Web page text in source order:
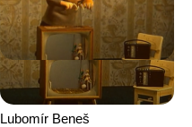
Lubomír Beneš